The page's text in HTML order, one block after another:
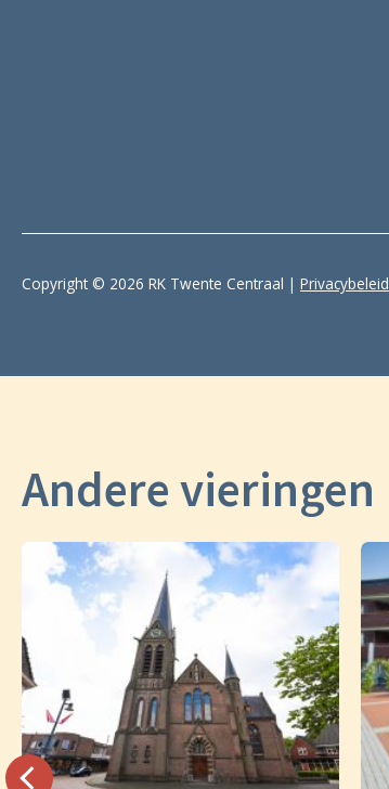
Copyright © 2026 RK Twente Centraal | Privacybeleid
Andere vieringen